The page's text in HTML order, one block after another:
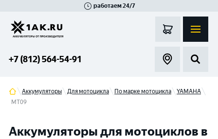
работаем 24/7
+7 (812) 564-54-91
Аккумуляторы Для мотоцикла По марке мотоцикла
YAMAHA
MT09
Аккумуляторы для мотоциклов в
Гатчина